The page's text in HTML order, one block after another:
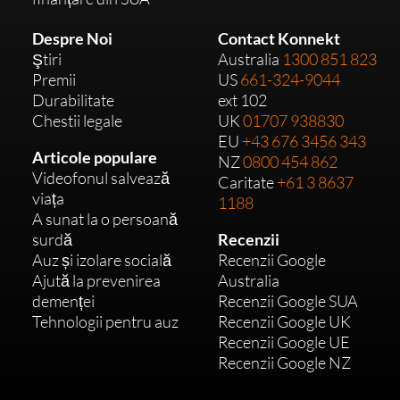
Despre Noi
Ştiri
Premii
Durabilitate
Chestii legale
Articole populare
Videofonul salvează
viața
A sunat la o persoană
surdă
Auz și izolare socială
Ajută la prevenirea
demenței
Tehnologii pentru auz
Contact Konnekt
Australia 1300 851 823
US661-324-9044
ext 102
UK01707 938830
EU +43 676 3456 343
NZ0800 454 862
Caritate+61 3 8637
1188
Recenzii
Recenzii Google
Australia
Recenzii Google SUA
Recenzii Google UK
Recenzii Google UE
Recenzii Google NZ